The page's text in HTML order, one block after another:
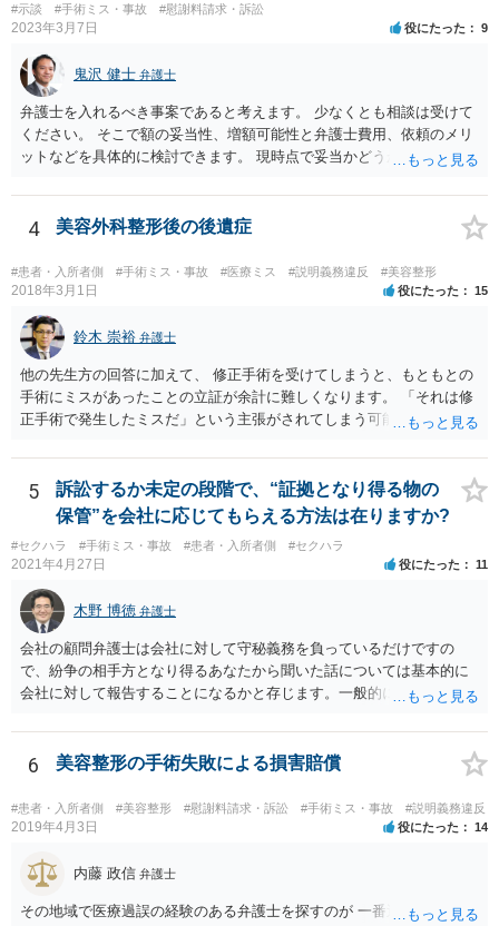
因果関係」です。 手術のミスと関係のないことまでは責任追及ができ
ないということです。 手術のミスの結果，手術前と比べて見た目が著
しく悪くなってしまったとか， 手術のミスの結果，入院期間が延びて
しまったとかいう事情があれば， 追加請求が可能な余地があります。
ただし，手術代の返金に応じた際に「これ以上金銭の請求はしませ
ん」という趣旨の合意をしてしまっていると， 上記の請求は，基本的
には困難となります。
#示談 #手術ミス・事故 #慰謝料請求・訴訟
2023年3月7日 役にたった 9
鬼沢 健士 弁護士
弁護士を入れるべき事案であると考えます。 少なくとも相談は受けて
ください。 そこで額の妥当性、増額可能性と弁護士費用、依頼のメリ
ットなどを具体的に検討できます。 現時点で妥当かどうかを即断する
4 美容外科整形後の後遺症
#患者・入所者側 #手術ミス・事故 #医療ミス #説明義務違反 #美容整形
2018年3月1日 役にたった 15
鈴木 崇裕 弁護士
他の先生方の回答に加えて、 修正手術を受けてしまうと、もともとの
手術にミスがあったことの立証が余計に難しくなります。 「それは修
正手術で発生したミスだ」という主張がされてしまう可能性があるか
検討なさっているのであれば、修正手術を受けるまえに弁護士に相談
して対応を決めることを強くお勧めいたします。
5
訴訟するか未定の段階で、“証拠となり得る物の
保管”を会社に応じてもらえる方法は在りますか?
#セクハラ #手術ミス・事故 #患者・入所者側 #セクハラ
2021年4月27日 役にたった 11
木野 博徳 弁護士
会社の顧問弁護士は会社に対して守秘義務を負っているだけですの
で、紛争の相手方となり得るあなたから聞いた話については基本的に
会社に対して報告することになるかと存じます。一般的に弁護士かぎ
ってはあるかもしれませんが、相手方に誤解を与える可能性があり、
利益相反の問題が生じうるのでそういった要請は拒絶する場合が大半
しいという要望を受け容れる弁護士はほとんどいないと思います。 会
社内の部署に相談した場合についても通常は会社内で情報共有が図ら
に相談した上で、事案の見通し等を示してもらい、訴訟するかどうか
合は、通常、会社が隠蔽のため過去の記録を廃棄すること等を防ぐた
6 美容整形の手術失敗による損害賠償
#患者・入所者側 #美容整形 #慰謝料請求・訴訟 #手術ミス・事故 #説明義務違反
2019年4月3日 役にたった 14
内藤 政信 弁護士
その地域で医療過誤の経験のある弁護士を探すのが 一番近道だね。